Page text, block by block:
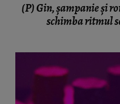
(P) Gin, șampanie și
schimba ritmul